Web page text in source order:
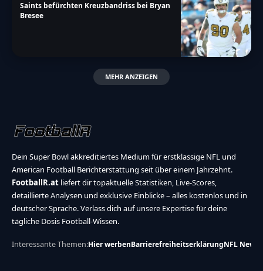
Saints befürchten Kreuzbandriss bei Bryan
Bresee
MEHR ANZEIGEN
Dein Super Bowl akkreditiertes Medium für erstklassige NFL und
American Football Berichterstattung seit über einem Jahrzehnt.
FootballR.at liefert dir topaktuelle Statistiken, Live-Scores,
detaillierte Analysen und exklusive Einblicke – alles kostenlos und in
deutscher Sprache. Verlass dich auf unsere Expertise für deine
tägliche Dosis Football-Wissen.
Interessante Themen:Hier werbenBarrierefreiheitserklärungNFL News